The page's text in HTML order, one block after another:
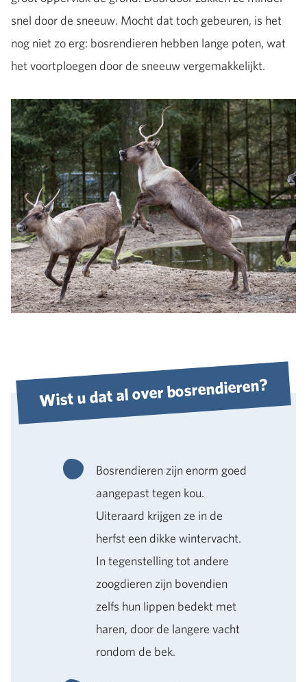
snel door de sneeuw. Mocht dat toch gebeuren, is het
nog niet zo erg: bosrendieren hebben lange poten, wat
het voortploegen door de sneeuw vergemakkelijkt.
Wist u dat al over bosrendieren?
Bosrendieren zijn enorm goed
aangepast tegen kou.
Uiteraard krijgen ze in de
herfst een dikke wintervacht.
In tegenstelling tot andere
zoogdieren zijn bovendien
zelfs hun lippen bedekt met
haren, door de langere vacht
rondom de bek.